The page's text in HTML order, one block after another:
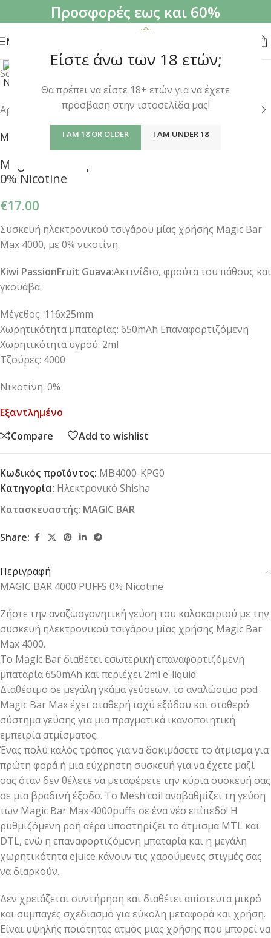
Είστε άνω των 18 ετών;
Θα πρέπει να είστε 18+ ετών για να έχετε
πρόσβαση στην ιστοσελίδα μας!
I AM 18 OR OLDER I AM UNDER 18
Προσφορές εως και 60%
MENU
Sold out Click to enlarge
Αρχική σελίδα/Ηλεκτρονικό Shisha
MAGIC BAR
Magic Bar 4000puffs Kiwi Passion Fruit Guava
0% Nicotine
€17.00
Συσκευή ηλεκτρονικού τσιγάρου μίας χρήσης Magic Bar
Max 4000, με 0% νικοτίνη.
Kiwi PassionFruit Guava:Ακτινίδιο, φρούτα του πάθους και
γκουάβα.
Μέγεθος: 116x25mm
Χωρητικότητα μπαταρίας: 650mAh Επαναφορτιζόμενη
Χωρητικότητα υγρού: 2ml
Τζούρες: 4000
Νικοτίνη: 0%
Εξαντλημένο
Compare
Add to wishlist
Κωδικός προϊόντος: MB4000-KPG0
Κατηγορία: Ηλεκτρονικό Shisha
Κατασκευαστής: MAGIC BAR
Share:
Περιγραφή
MAGIC BAR 4000 PUFFS 0% Nicotine
Ζήστε την αναζωογονητική γεύση του καλοκαιριού με την
συσκευή ηλεκτρονικού τσιγάρου μίας χρήσης Magic Bar
Max 4000.
Το Magic Bar διαθέτει εσωτερική επαναφορτιζόμενη
μπαταρία 650mAh και περιέχει 2ml e-liquid.
Διαθέσιμο σε μεγάλη γκάμα γεύσεων, το αναλώσιμο pod
Magic Bar Max έχει σταθερή ισχύ εξόδου και σταθερό
σύστημα γεύσης για μια πραγματικά ικανοποιητική
εμπειρία ατμίσματος.
Ένας πολύ καλός τρόπος για να δοκιμάσετε το άτμισμα για
πρώτη φορά ή μια εύχρηστη συσκευή για να έχετε μαζί
σας όταν δεν θέλετε να μεταφέρετε την κύρια συσκευή σας
σε μια βραδινή έξοδο. Το Mesh coil αναβαθμίζει τη γεύση
των Magic Bar Max 4000puffs σε ένα νέο επίπεδο! Η
ρυθμιζόμενη ροή αέρα υποστηρίζει το άτμισμα MTL και
DTL, ενώ η επαναφορτιζόμενη μπαταρία και η μεγάλη
χωρητικότητα ejuice κάνουν τις χαρούμενες στιγμές σας
να διαρκούν.
Δεν χρειάζεται συντήρηση και διαθέτει απίστευτα μικρό
και συμπαγές σχεδιασμό για εύκολη μεταφορά και χρήση.
Είναι υψηλής ποιότητας ατμός μιας χρήσης που μπορεί να